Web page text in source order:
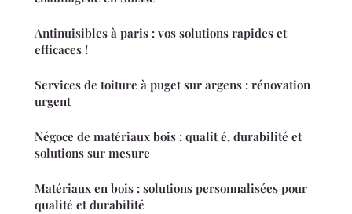
Antinuisibles à paris : vos solutions rapides et
efficaces !
Services de toiture à puget sur argens : rénovation
urgent
Négoce de matériaux bois : qualit é, durabilité et
solutions sur mesure
Matériaux en bois : solutions personnalisées pour
qualité et durabilité